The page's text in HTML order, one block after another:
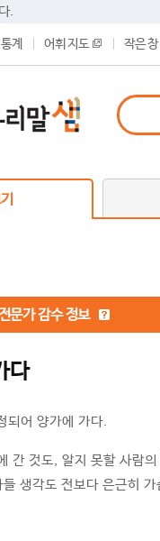
.
계 어휘 지도 작은
문가 감수 정보
다
되어 양가에 가다.
간 것도, 알지 못할 사람의
들 생각도 전보다 은근히